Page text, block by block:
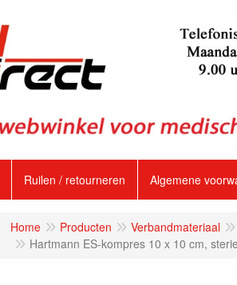
Ruilen / retourneren Algemene
Home Producten Verbandmateriaal
Hartmann ES-kompres 10 x 10 cm,